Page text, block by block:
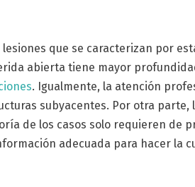
que se caracterizan por
abierta tiene mayor
. Igualmente, la atención
subyacentes. Por otra parte,
de los casos solo requieren de
adecuada para hacer la